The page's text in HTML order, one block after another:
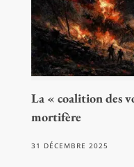
La « coalition des
mortifère
31 DÉCEMBRE 2025